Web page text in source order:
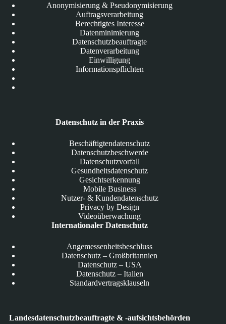
Anonymisierung & Pseudonymisierung
Auftragsverarbeitung
Berechtigtes Interesse
Datenminimierung
Datenschutzbeauftragte
Datenverarbeitung
Einwilligung
Informationspflichten
Datenschutz in der Praxis
Beschäftigtendatenschutz
Datenschutzbeschwerde
Datenschutzvorfall
Gesundheitsdatenschutz
Gesichtserkennung
Mobile Business
Nutzer- & Kundendatenschutz
Privacy by Design
Videoüberwachung
Internationaler Datenschutz
Angemessenheitsbeschluss
Datenschutz – Großbritannien
Datenschutz – USA
Datenschutz – Italien
Standardvertragsklauseln
Landesdatenschutzbeauftragte & -aufsichtsbehörden